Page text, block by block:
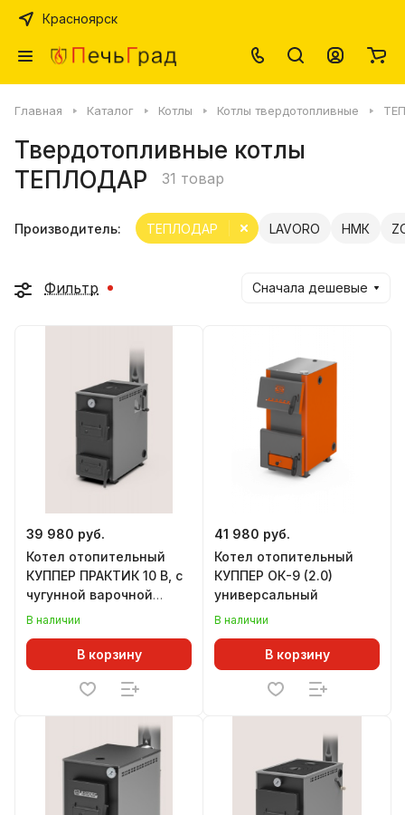
Красноярск
Главная Каталог Котлы Котлы твердотопливные
Твердотопливные котлы
ТЕПЛОДАР
31 товар
Производитель: LAVORO НМК
ТЕПЛОДАР
Фильтр Сначала дешевые
39 980 руб.
Котел отопительный
КУППЕР ПРАКТИК 10 В, с
чугунной варочной
плитой
В наличии
В корзину
41 980 руб.
Котел отопительный
КУППЕР ОК-9 (2.0)
универсальный
В наличии
В корзину